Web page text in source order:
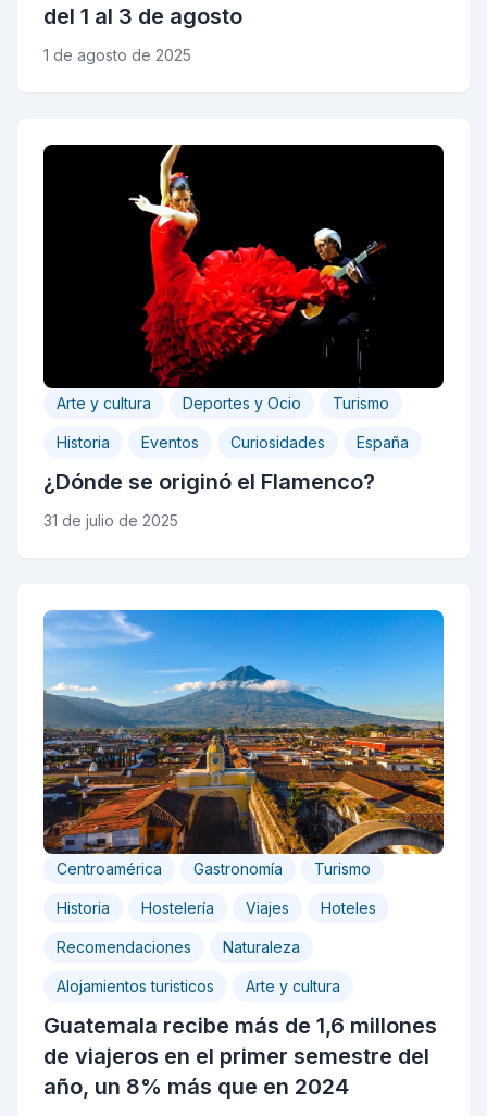
del 1 al 3 de agosto
1 de agosto de 2025
Arte y cultura Deportes y Ocio Turismo
Historia Eventos Curiosidades España
¿Dónde se originó el Flamenco?
31 de julio de 2025
Centroamérica Gastronomía Turismo
Historia Hostelería Viajes Hoteles
Recomendaciones Naturaleza
Alojamientos turisticos Arte y cultura
Guatemala recibe más de 1,6 millones
de viajeros en el primer semestre del
año, un 8% más que en 2024